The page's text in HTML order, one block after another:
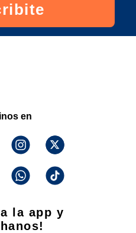
en
la app y